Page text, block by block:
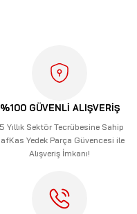
%100 GÜVENLİ ALIŞVERİŞ
Yıllık Sektör Tecrübesine Sahip
Yedek Parça Güvencesi ile
Alışveriş İmkanı!